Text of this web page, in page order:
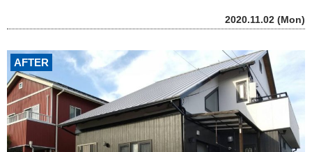
2020.11.02 (Mon)
AFTER